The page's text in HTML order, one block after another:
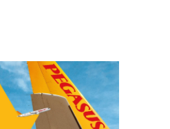
HAVAYOLU • 07 AĞU 2026
SUNEXPRESS’IN ÜÇ GÜN
ÜST ÜSTE GÜNLÜK
YOLCU SAYISI 71 BINI AŞTI